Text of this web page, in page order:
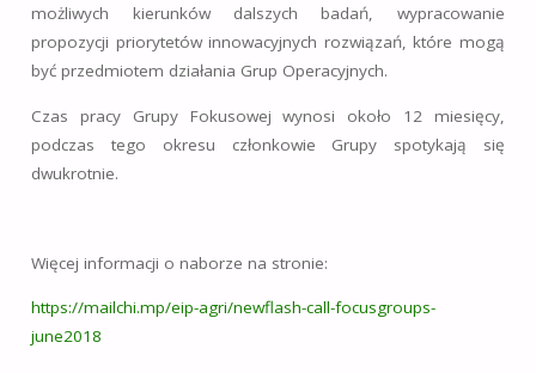
możliwych kierunków dalszych badań, wypracowanie
propozycji priorytetów innowacyjnych rozwiązań, które mogą
być przedmiotem działania Grup Operacyjnych.
Czas pracy Grupy Fokusowej wynosi około 12 miesięcy,
podczas tego okresu członkowie Grupy spotykają się
dwukrotnie.
Więcej informacji o naborze na stronie:
https://mailchi.mp/eip-agri/newflash-call-focusgroups-
june2018